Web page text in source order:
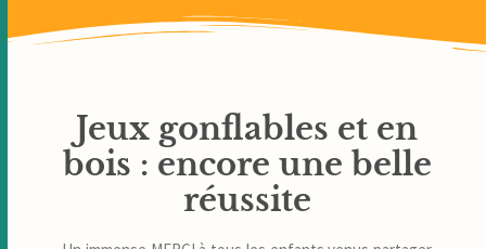
Jeux gonflables et en
bois : encore une belle
réussite